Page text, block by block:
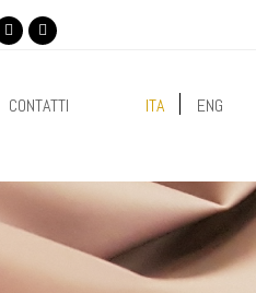
FacebookInstagram
CONTATTI ITA ENG